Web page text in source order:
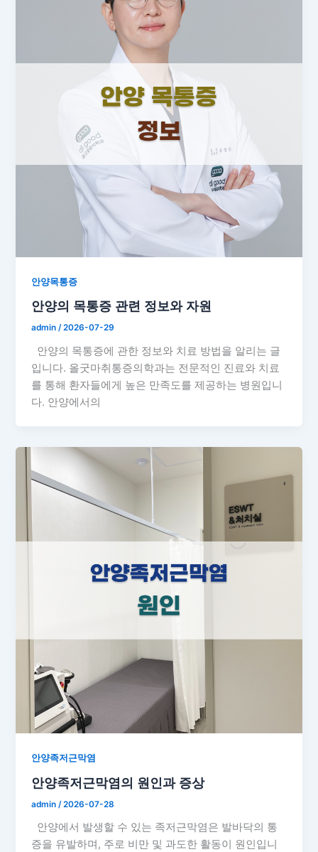
안양목통증
안양의 목통증 관련 정보와 자원
admin/2026-07-29
안양의 목통증에 관한 정보와 치료 방법을 알리는 글
입니다. 올굿마취통증의학과는 전문적인 진료와 치료
를 통해 환자들에게 높은 만족도를 제공하는 병원입니
다. 안양에서의
안양족저근막염
안양족저근막염의 원인과 증상
admin /2026-07-28
안양에서 발생할 수 있는 족저근막염은 발바닥의 통
증을 유발하며, 주로 비만 및 과도한 활동이 원인입니